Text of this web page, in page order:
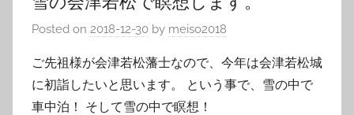
Posted on 2018-12-30 by meiso2018
ご先祖様が会津若松藩士なので、今年は会津若松城
に初詣したいと思います。 という事で、雪の中で
車中泊！ そして雪の中で瞑想！